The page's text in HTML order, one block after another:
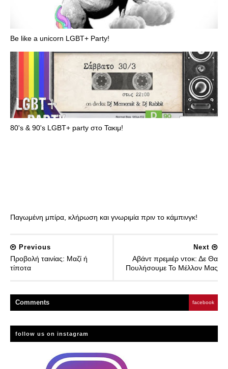
Be like a unicorn LGBT+ Party!
80's & 90's LGBT+ party στο Τακιμ!
Παγωμένη μπίρα, κλήρωση και γνωριμία πριν το κάμπινγκ!
Next
Αβάντ πρεμιέρ ντοκ: Δε Θα
Πουλήσουμε Το Μέλλον Μας
Previous
Προβολή ταινίας: Μαζί ή
τίποτα
Comments facebook
follow us on instagram